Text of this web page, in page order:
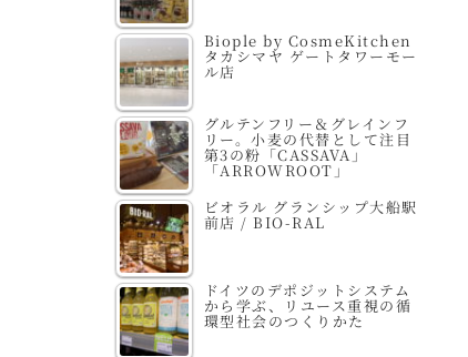
Biople by CosmeKitchen
タカシマヤ ゲートタワーモー
ル店
グルテンフリー＆グレインフ
リー。小麦の代替として注目
第3の粉「CASSAVA」
「ARROWROOT」
ビオラル グランシップ大船駅
前店 / BIO-RAL
ドイツのデポジットシステム
から学ぶ、リユース重視の循
環型社会のつくりかた